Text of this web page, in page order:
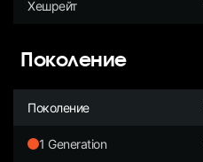
Хешрейт
Поколение
Поколение
1 Generation